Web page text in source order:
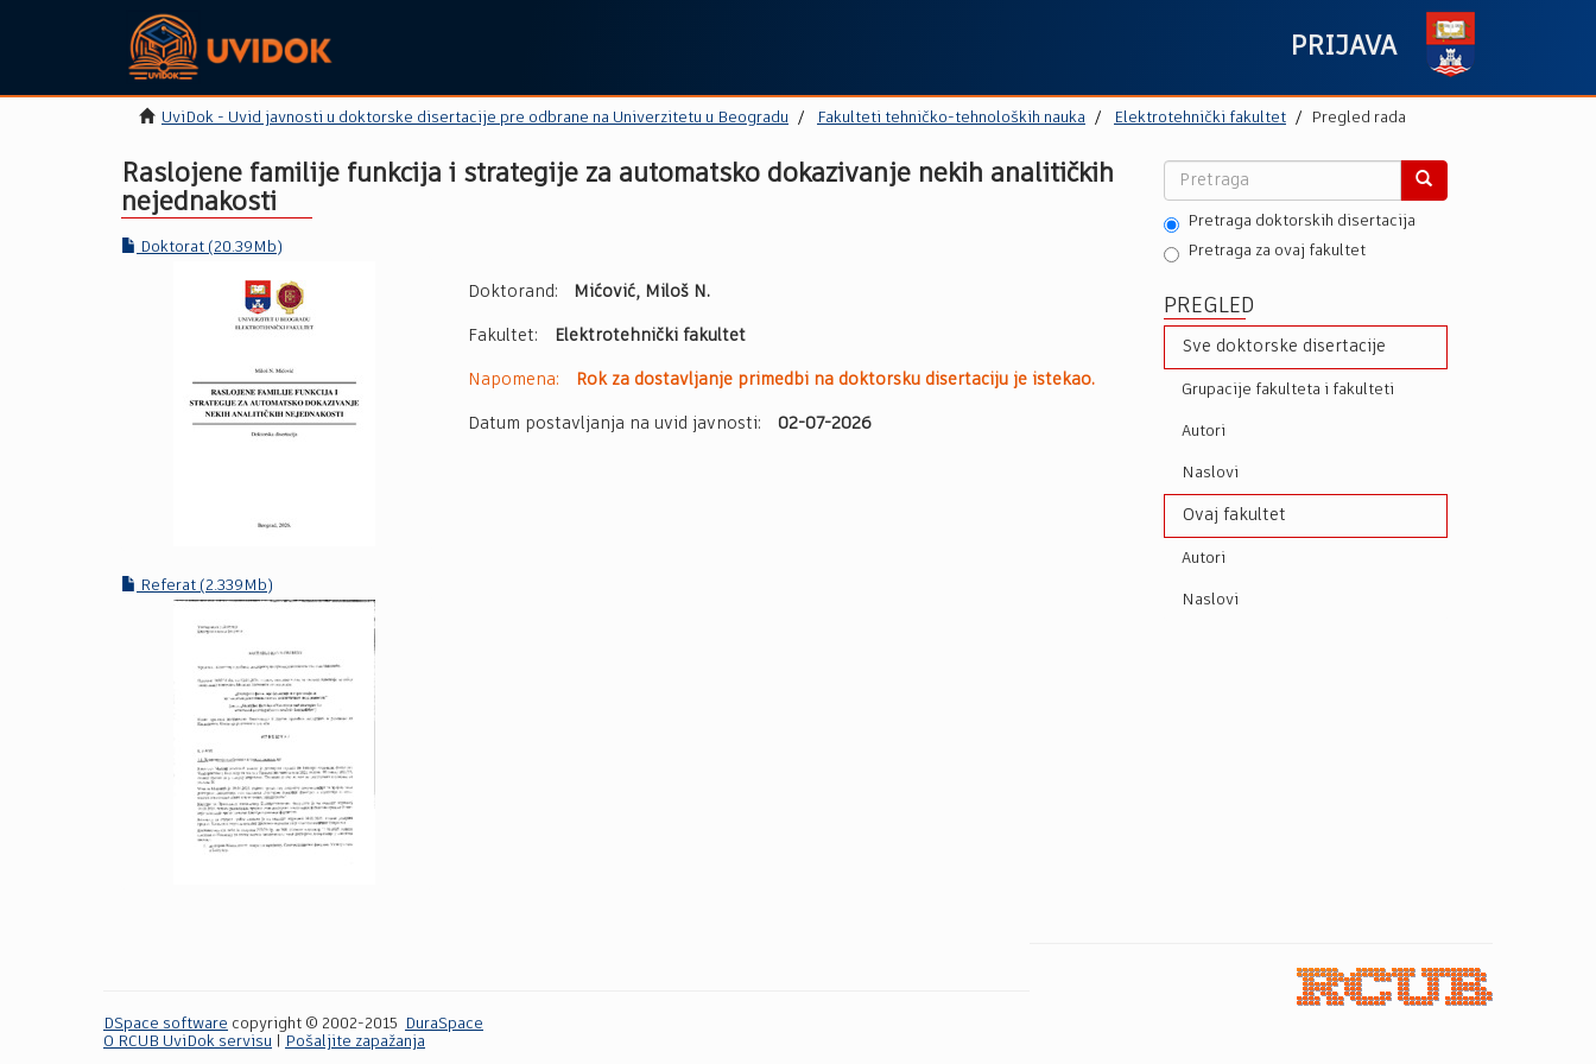
PRIJAVA
UviDok - Uvid javnosti u doktorske disertacije pre odbrane na Univerzitetu u Beogradu Fakulteti tehničko-tehnoloških nauka Elektrotehnički fakultet Pregled rada
Raslojene familije funkcija i strategije za automatsko dokazivanje nekih analitičkih
nejednakosti
Doktorat (20.39Mb)
Referat (2.339Mb)
Doktorand: Mićović, Miloš N.
Fakultet: Elektrotehnički fakultet
Napomena: Rok za dostavljanje primedbi na doktorsku disertaciju je istekao.
Datum postavljanja na uvid javnosti: 02-07-2026
Pretraga doktorskih disertacija
Pretraga za ovaj fakultet
PREGLED
Sve doktorske disertacije
Grupacije fakulteta i fakulteti
Autori
Naslovi
Ovaj fakultet
Autori
Naslovi
DSpace software copyright © 2002-2015
DuraSpace
O RCUB UviDok servisu
Pošaljite zapažanja